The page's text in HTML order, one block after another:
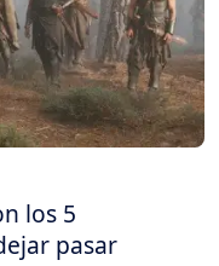
los 5
pasar